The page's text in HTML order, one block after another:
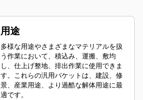
用途
多様な用途やさまざまなマテリアルを扱
う作業において、積込み、運搬、敷均
し、仕上げ整地、排出作業に使用できま
す。これらの汎用バケットは、建設、修
景、産業用途、より過酷な解体用途に最
適です。